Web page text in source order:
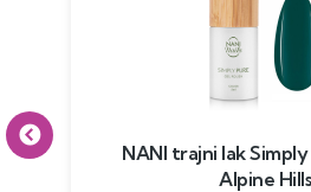
NANI trajni lak
Alpine Hills